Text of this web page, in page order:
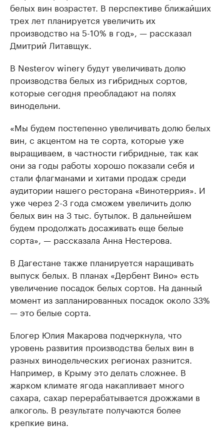
белых вин возрастет. В перспективе ближайших
трех лет планируется увеличить их
производство на 5-10% в год», — рассказал
Дмитрий Литавщук.
В Nesterov winery будут увеличивать долю
производства белых из гибридных сортов,
которые сегодня преобладают на полях
винодельни.
«Мы будем постепенно увеличивать долю белых
вин, с акцентом на те сорта, которые уже
выращиваем, в частности гибридные, так как
они за годы работы хорошо показали себя и
стали флагманами и хитами продаж среди
аудитории нашего ресторана «Винотеррия». И
уже через 2-3 года сможем увеличить долю
белых вин на 3 тыс. бутылок. В дальнейшем
будем продолжать досаживать еще белые
сорта», — рассказала Анна Нестерова.
В Дагестане также планируется наращивать
выпуск белых. В планах «Дербент Вино» есть
увеличение посадок белых сортов. На данный
момент из запланированных посадок около 33%
— это белые сорта.
Блогер Юлия Макарова подчеркнула, что
уровень развития производства белых вин в
разных винодельческих регионах разнится.
Например, в Крыму это делать сложнее. В
жарком климате ягода накапливает много
сахара, сахар перерабатывается дрожжами в
алкоголь. В результате получаются более
крепкие вина.